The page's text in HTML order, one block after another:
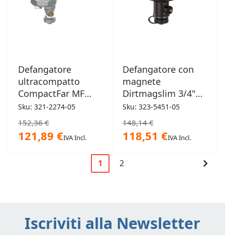
Defangatore
ultracompatto
CompactFar MF
3/4"
Sku: 321-2274-05
152,36 €
121,89 €IVA Incl.
Defangatore con
magnete
Dirtmagslim 3/4"M
x 3/4"F
Sku: 323-5451-05
148,14 €
118,51 €IVA Incl.
Pagina
Attualmente
la
pagina
1 Pagina
2
Iscriviti alla Newsletter